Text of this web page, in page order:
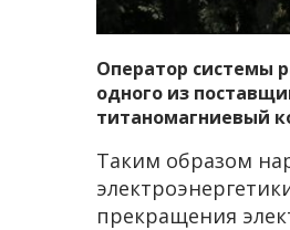
Оператор системы
одного из
титаномагниевый
Таким образом
прекращения